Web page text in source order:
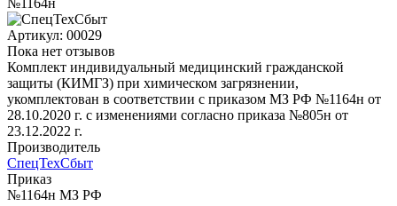
Артикул: 00029
Пока нет отзывов
Комплект индивидуальный медицинский гражданской
защиты (КИМГЗ) при химическом загрязнении,
укомплектован в соответствии с приказом МЗ РФ №1164н от
28.10.2020 г. с изменениями согласно приказа №805н от
23.12.2022 г.
Производитель
СпецТехСбыт
Приказ
№1164н МЗ РФ